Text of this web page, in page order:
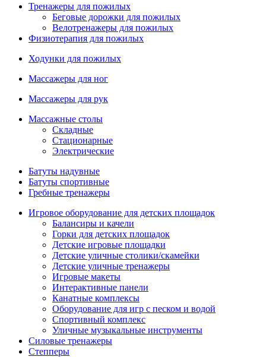
Тренажеры для пожилых
Беговые дорожки для пожилых
Велотренажеры для пожилых
Физиотерапия для пожилых
Ходунки для пожилых
Массажеры для ног
Массажеры для рук
Массажные столы
Складные
Стационарные
Электрические
Батуты надувные
Батуты спортивные
Гребные тренажеры
Игровое оборудование для детских площадок
Балансиры и качели
Горки для детских площадок
Детские игровые площадки
Детские уличные столики/скамейки
Детские уличные тренажеры
Игровые макеты
Интерактивные панели
Канатные комплексы
Оборудование для игр с песком и водой
Спортивный комплекс
Уличные музыкальные инструменты
Силовые тренажеры
Степперы